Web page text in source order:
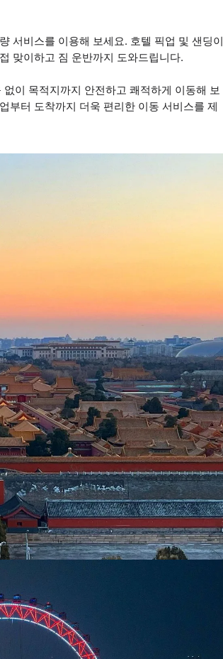
서비스를 이용해 보세요. 호텔 픽업 및 샌딩이
맞이하고 짐 운반까지 도와드립니다.
이 목적지까지 안전하고 쾌적하게 이동해 보
부터 도착까지 더욱 편리한 이동 서비스를 제